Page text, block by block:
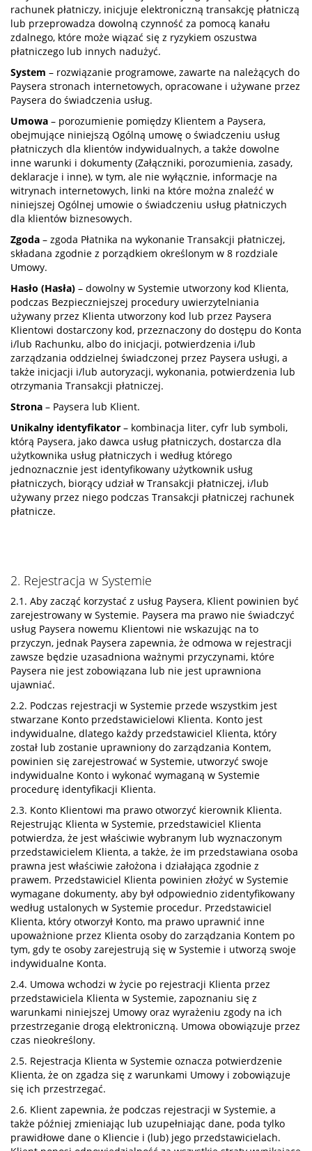
rachunek płatniczy, inicjuje elektroniczną transakcję płatniczą
lub przeprowadza dowolną czynność za pomocą kanału
zdalnego, które może wiązać się z ryzykiem oszustwa
płatniczego lub innych nadużyć.
System – rozwiązanie programowe, zawarte na należących do
Paysera stronach internetowych, opracowane i używane przez
Paysera do świadczenia usług.
Umowa – porozumienie pomiędzy Klientem a Paysera,
obejmujące niniejszą Ogólną umowę o świadczeniu usług
płatniczych dla klientów indywidualnych, a także dowolne
inne warunki i dokumenty (Załączniki, porozumienia, zasady,
deklaracje i inne), w tym, ale nie wyłącznie, informacje na
witrynach internetowych, linki na które można znaleźć w
niniejszej Ogólnej umowie o świadczeniu usług płatniczych
dla klientów biznesowych.
Zgoda – zgoda Płatnika na wykonanie Transakcji płatniczej,
składana zgodnie z porządkiem określonym w 8 rozdziale
Umowy.
Hasło (Hasła) – dowolny w Systemie utworzony kod Klienta,
podczas Bezpieczniejszej procedury uwierzytelniania
używany przez Klienta utworzony kod lub przez Paysera
Klientowi dostarczony kod, przeznaczony do dostępu do Konta
i/lub Rachunku, albo do inicjacji, potwierdzenia i/lub
zarządzania oddzielnej świadczonej przez Paysera usługi, a
także inicjacji i/lub autoryzacji, wykonania, potwierdzenia lub
otrzymania Transakcji płatniczej.
Strona – Paysera lub Klient.
Unikalny identyfikator – kombinacja liter, cyfr lub symboli,
którą Paysera, jako dawca usług płatniczych, dostarcza dla
użytkownika usług płatniczych i według którego
jednoznacznie jest identyfikowany użytkownik usług
płatniczych, biorący udział w Transakcji płatniczej, i/lub
używany przez niego podczas Transakcji płatniczej rachunek
płatnicze.
2. Rejestracja w Systemie
2.1. Aby zacząć korzystać z usług Paysera, Klient powinien być
zarejestrowany w Systemie. Paysera ma prawo nie świadczyć
usług Paysera nowemu Klientowi nie wskazując na to
przyczyn, jednak Paysera zapewnia, że odmowa w rejestracji
zawsze będzie uzasadniona ważnymi przyczynami, które
Paysera nie jest zobowiązana lub nie jest uprawniona
ujawniać.
2.2. Podczas rejestracji w Systemie przede wszystkim jest
stwarzane Konto przedstawicielowi Klienta. Konto jest
indywidualne, dlatego każdy przedstawiciel Klienta, który
został lub zostanie uprawniony do zarządzania Kontem,
powinien się zarejestrować w Systemie, utworzyć swoje
indywidualne Konto i wykonać wymaganą w Systemie
procedurę identyfikacji Klienta.
2.3. Konto Klientowi ma prawo otworzyć kierownik Klienta.
Rejestrując Klienta w Systemie, przedstawiciel Klienta
potwierdza, że jest właściwie wybranym lub wyznaczonym
przedstawicielem Klienta, a także, że im przedstawiana osoba
prawna jest właściwie założona i działająca zgodnie z
prawem. Przedstawiciel Klienta powinien złożyć w Systemie
wymagane dokumenty, aby był odpowiednio zidentyfikowany
według ustalonych w Systemie procedur. Przedstawiciel
Klienta, który otworzył Konto, ma prawo uprawnić inne
upoważnione przez Klienta osoby do zarządzania Kontem po
tym, gdy te osoby zarejestrują się w Systemie i utworzą swoje
indywidualne Konta.
2.4. Umowa wchodzi w życie po rejestracji Klienta przez
przedstawiciela Klienta w Systemie, zapoznaniu się z
warunkami niniejszej Umowy oraz wyrażeniu zgody na ich
przestrzeganie drogą elektroniczną. Umowa obowiązuje przez
czas nieokreślony.
2.5. Rejestracja Klienta w Systemie oznacza potwierdzenie
Klienta, że on zgadza się z warunkami Umowy i zobowiązuje
się ich przestrzegać.
2.6. Klient zapewnia, że podczas rejestracji w Systemie, a
także później zmieniając lub uzupełniając dane, poda tylko
prawidłowe dane o Kliencie i (lub) jego przedstawicielach.